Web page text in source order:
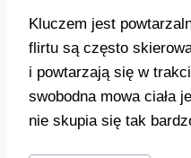
Kluczem jest
flirtu są często
i powtarzają się w
swobodna mowa ciała
nie skupia się tak